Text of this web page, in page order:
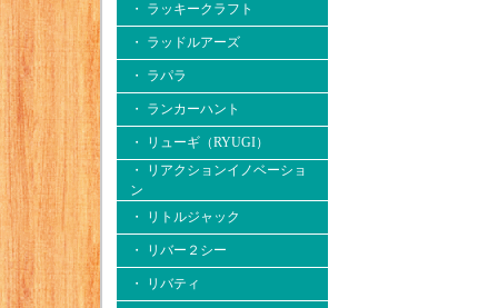
・ ラッキークラフト
・ ラッドルアーズ
・ ラパラ
・ ランカーハント
・ リューギ（RYUGI）
・ リアクションイノベーショ
ン
・ リトルジャック
・ リバー２シー
・ リバティ